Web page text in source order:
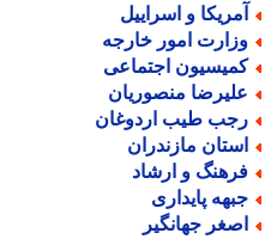
و اسراییل
امور خارجه
اجتماعی
منصوریان
طیب اردوغان
مازندران
و ارشاد
پایداری
جهانگیر